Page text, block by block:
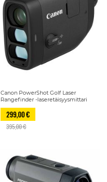
Canon PowerShot Golf Laser
Rangefinder -laseretäisyysmittari
299,00 €
395,00 €